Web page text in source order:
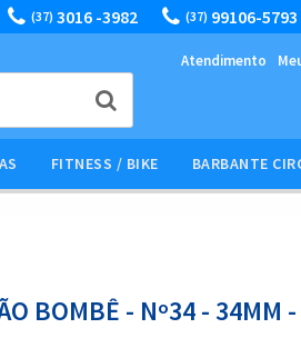
(37) 3016 -3982 (37) 99106-5793
Atendimento
FITNESS / BIKE BARBANTE
BOMBÊ - Nº34 - 34MM